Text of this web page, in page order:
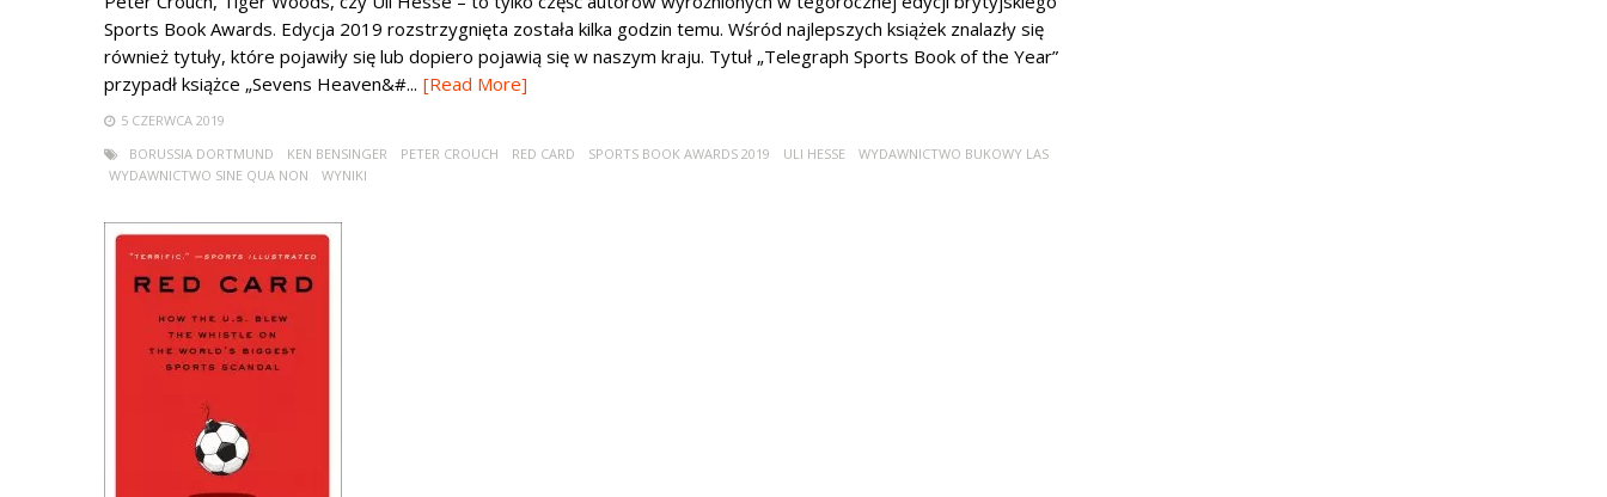
Sports Book Awards. Edycja 2019 rozstrzygnięta została kilka godzin temu. Wśród najlepszych książek znalazły się
również tytuły, które pojawiły się lub dopiero pojawią się w naszym kraju. Tytuł „Telegraph Sports Book of the Year”
przypadł książce „Sevens Heaven&#... [Read More]
5 CZERWCA 2019
BORUSSIA DORTMUND
KEN BENSINGER PETER CROUCH RED CARD SPORTS BOOK AWARDS 2019 ULI HESSE
WYDAWNICTWO BUKOWY LAS
WYDAWNICTWO SINE QUA NON
WYNIKI